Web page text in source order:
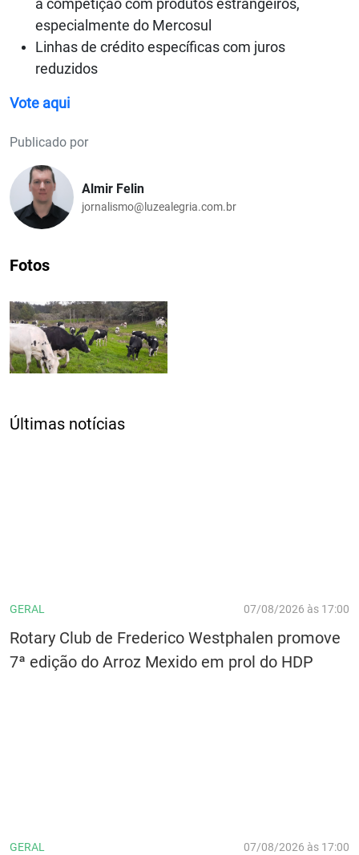
a competição com produtos estrangeiros,
especialmente do Mercosul
Linhas de crédito específicas com juros
reduzidos
Vote aqui
Publicado por
Almir Felin
jornalismo@luzealegria.com.br
Fotos
Últimas notícias
GERAL 07/08/2026 às 17:00
Rotary Club de Frederico Westphalen promove
7ª edição do Arroz Mexido em prol do HDP
GERAL 07/08/2026 às 17:00